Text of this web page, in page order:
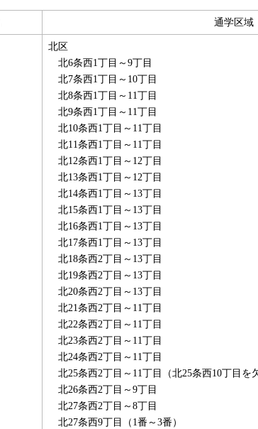
通学区域
北区
北6条西1丁目～9丁目
北7条西1丁目～10丁目
北8条西1丁目～11丁目
北9条西1丁目～11丁目
北10条西1丁目～11丁目
北11条西1丁目～11丁目
北12条西1丁目～12丁目
北13条西1丁目～12丁目
北14条西1丁目～13丁目
北15条西1丁目～13丁目
北16条西1丁目～13丁目
北17条西1丁目～13丁目
北18条西2丁目～13丁目
北19条西2丁目～13丁目
北20条西2丁目～13丁目
北21条西2丁目～11丁目
北22条西2丁目～11丁目
北23条西2丁目～11丁目
北24条西2丁目～11丁目
北25条西2丁目～11丁目（北25条西10丁目を
北26条西2丁目～9丁目
北27条西2丁目～8丁目
北27条西9丁目（1番～3番）